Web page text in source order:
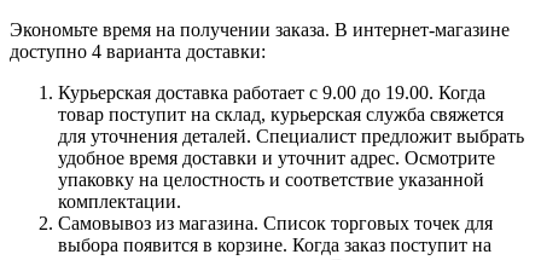
Экономьте время на получении заказа. В интернет-магазине
доступно 4 варианта доставки:
Курьерская доставка работает с 9.00 до 19.00. Когда
товар поступит на склад, курьерская служба свяжется
для уточнения деталей. Специалист предложит выбрать
удобное время доставки и уточнит адрес. Осмотрите
упаковку на целостность и соответствие указанной
комплектации.
Самовывоз из магазина. Список торговых точек для
выбора появится в корзине. Когда заказ поступит на